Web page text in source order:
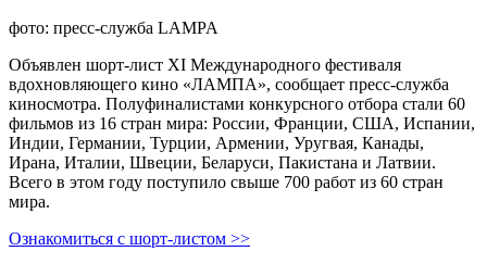
фото: пресс-служба LAMPA
Объявлен шорт-лист XI Международного фестиваля
вдохновляющего кино «ЛАМПА», сообщает пресс-служба
киносмотра. Полуфиналистами конкурсного отбора стали 60
фильмов из 16 стран мира: России, Франции, США, Испании,
Индии, Германии, Турции, Армении, Уругвая, Канады,
Ирана, Италии, Швеции, Беларуси, Пакистана и Латвии.
Всего в этом году поступило свыше 700 работ из 60 стран
мира.
Ознакомиться с шорт-листом >>